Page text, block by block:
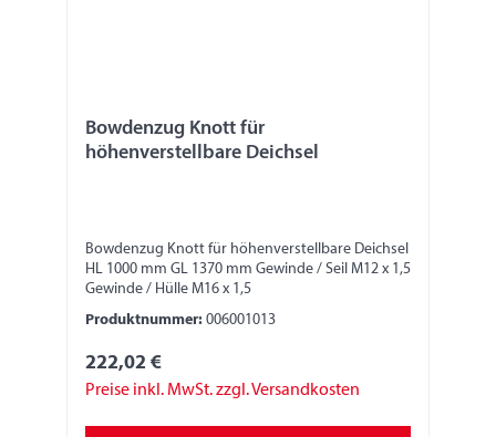
Bowdenzug Knott für
höhenverstellbare Deichsel
Bowdenzug Knott für höhenverstellbare Deichsel
HL 1000 mm GL 1370 mm Gewinde / Seil M12 x 1,5
Gewinde / Hülle M16 x 1,5
Produktnummer: 006001013
222,02 €
Preise inkl. MwSt. zzgl. Versandkosten